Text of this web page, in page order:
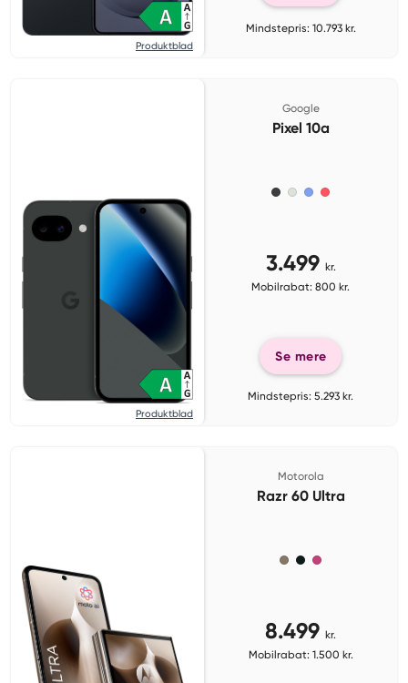
Produktblad
Mindstepris: 10.793 kr.
Produktblad
Google
Pixel 10a
3.499 kr.
Mobilrabat: 800 kr.
Se mere
Mindstepris: 5.293 kr.
Motorola
Razr 60 Ultra
8.499 kr.
Mobilrabat: 1.500 kr.